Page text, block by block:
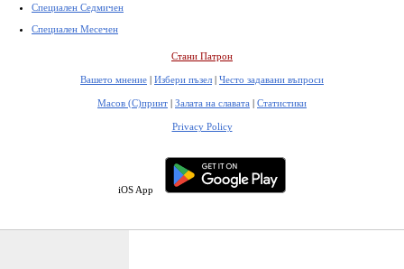
Специален Седмичен
Специален Месечен
Стани Патрон
Вашето мнение | Избери пъзел | Често задавани въпроси
Масов (С)принт | Залата на славата | Статистики
Privacy Policy
iOS App